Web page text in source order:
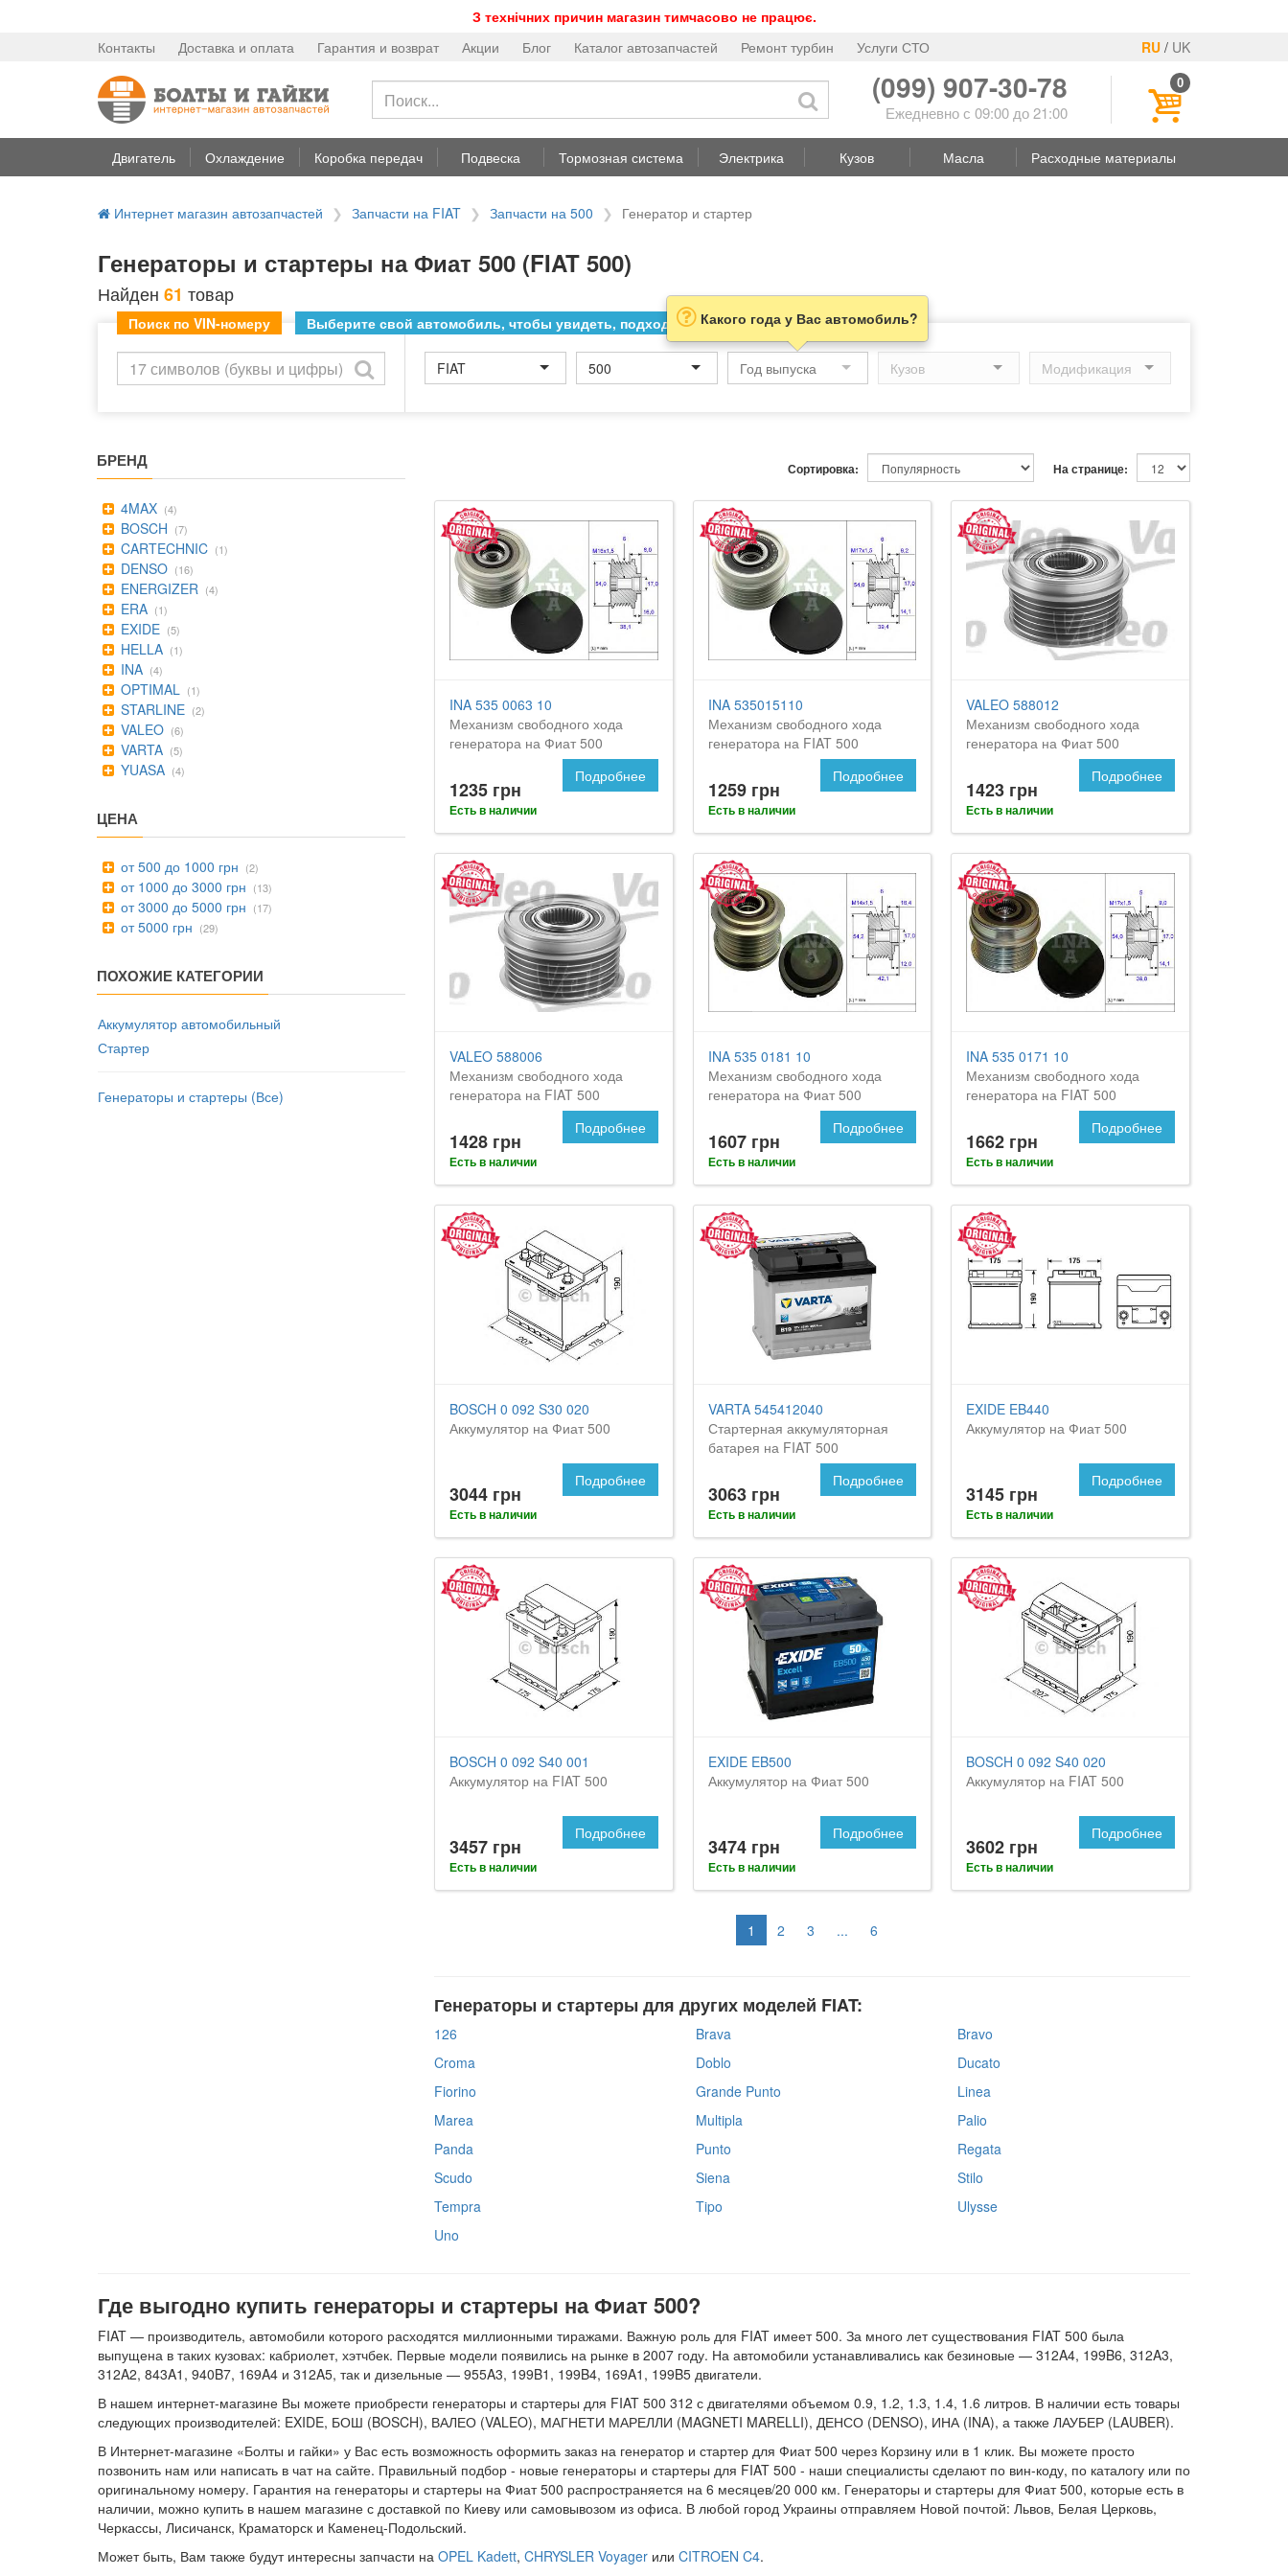
З технічних причин магазин тимчасово не працює.
RU / UK
Контакты Доставка и оплата Гарантия и возврат Акции Блог Каталог автозапчастей Ремонт турбин Услуги СТО
(099) 907-30-78
Ежедневно с 09:00 до 21:00
0
Двигатель Охлаждение Коробка передач Подвеска Тормозная система Электрика Кузов Масла Расходные материалы
Интернет магазин автозапчастей Запчасти на FIAT Запчасти на 500 Генератор и стартер
Генераторы и стартеры на Фиат 500 (FIAT 500)
Найден 61 товар
Поиск по VIN-номеру Выберите свой автомобиль, чтобы увидеть, подходит ли товар к нему
FIAT 500
Какого года у Вас автомобиль?
БРЕНД
4MAX (4)
BOSCH (7)
CARTECHNIC (1)
DENSO (16)
ENERGIZER (4)
ERA (1)
EXIDE (5)
HELLA (1)
INA (4)
OPTIMAL (1)
STARLINE (2)
VALEO (6)
VARTA (5)
YUASA (4)
ЦЕНА
от 500 до 1000 грн (2)
от 1000 до 3000 грн (13)
от 3000 до 5000 грн (17)
от 5000 грн (29)
ПОХОЖИЕ КАТЕГОРИИ
Аккумулятор автомобильный
Стартер
Генераторы и стартеры (Все)
На странице:
Сортировка:
INA 535 0063 10
Механизм свободного хода
генератора на Фиат 500
1235 грн
Есть в наличии
Подробнее
INA 535015110
Механизм свободного хода
генератора на FIAT 500
1259 грн
Есть в наличии
Подробнее
VALEO 588012
Механизм свободного хода
генератора на Фиат 500
1423 грн
Есть в наличии
Подробнее
VALEO 588006
Механизм свободного хода
генератора на FIAT 500
1428 грн
Есть в наличии
Подробнее
INA 535 0181 10
Механизм свободного хода
генератора на Фиат 500
1607 грн
Есть в наличии
Подробнее
INA 535 0171 10
Механизм свободного хода
генератора на FIAT 500
1662 грн
Есть в наличии
Подробнее
BOSCH 0 092 S30 020
Аккумулятор на Фиат 500
3044 грн
Есть в наличии
Подробнее
VARTA 545412040
Стартерная аккумуляторная
батарея на FIAT 500
3063 грн
Есть в наличии
Подробнее
EXIDE EB440
Аккумулятор на Фиат 500
3145 грн
Есть в наличии
Подробнее
BOSCH 0 092 S40 001
Аккумулятор на FIAT 500
3457 грн
Есть в наличии
Подробнее
EXIDE EB500
Аккумулятор на Фиат 500
3474 грн
Есть в наличии
Подробнее
BOSCH 0 092 S40 020
Аккумулятор на FIAT 500
3602 грн
Есть в наличии
Подробнее
1 2 3 ... 6
Генераторы и стартеры для других моделей FIAT:
126 Brava
Bravo
Croma
Doblo
Ducato
Fiorino
Grande Punto
Linea
Marea
Multipla
Palio
Panda
Punto
Regata
Scudo
Siena
Stilo
Tempra
Tipo
Ulysse
Uno
Где выгодно купить генераторы и стартеры на Фиат 500?
FIAT — производитель, автомобили которого расходятся миллионными тиражами. Важную роль для FIAT имеет 500. За много лет существования FIAT 500 была
выпущена в таких кузовах: кабриолет, хэтчбек. Первые модели появились на рынке в 2007 году. На автомобили устанавливались как безиновые — 312A4, 199B6, 312A3,
312A2, 843A1, 940B7, 169A4 и 312A5, так и дизельные — 955A3, 199B1, 199B4, 169A1, 199B5 двигатели.
В нашем интернет-магазине Вы можете приобрести генераторы и стартеры для FIAT 500 312 с двигателями объемом 0.9, 1.2, 1.3, 1.4, 1.6 литров. В наличии есть товары
следующих производителей: EXIDE, БОШ (BOSCH), ВАЛЕО (VALEO), МАГНЕТИ МАРЕЛЛИ (MAGNETI MARELLI), ДЕНСО (DENSO), ИНА (INA), а также ЛАУБЕР (LAUBER).
В Интернет-магазине «Болты и гайки» у Вас есть возможность оформить заказ на генератор и стартер для Фиат 500 через Корзину или в 1 клик. Вы можете просто
позвонить нам или написать в чат на сайте. Правильный подбор - новые генераторы и стартеры для FIAT 500 - наши специалисты сделают по вин-коду, по каталогу или по
оригинальному номеру. Гарантия на генераторы и стартеры на Фиат 500 распространяется на 6 месяцев/20 000 км. Генераторы и стартеры для Фиат 500, которые есть в
наличии, можно купить в нашем магазине с доставкой по Киеву или самовывозом из офиса. В любой город Украины отправляем Новой почтой: Львов, Белая Церковь,
Черкассы, Лисичанск, Краматорск и Каменец-Подольский.
Может быть, Вам также будут интересны запчасти на OPEL Kadett, CHRYSLER Voyager или CITROEN C4.